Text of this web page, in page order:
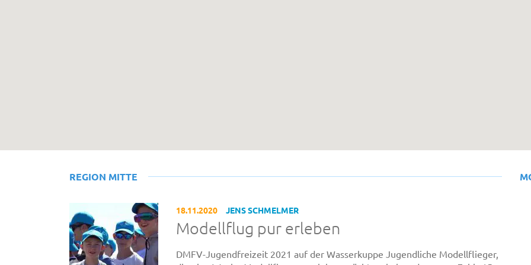
REGION MITTE
18.11.2020 JENS SCHMELMER
Modellflug pur erleben
DMFV-Jugendfreizeit 2021 auf der Wasserkuppe Jugendliche Modellflieger,